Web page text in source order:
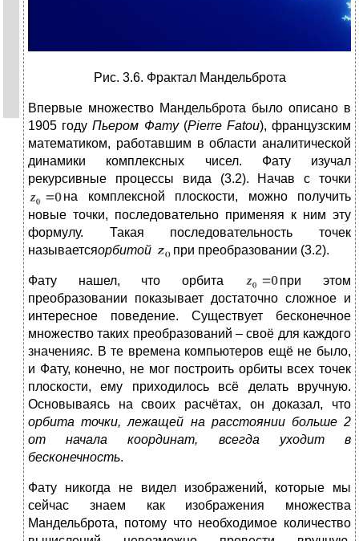
Рис. 3.6. Фрактал Мандельброта
Впервые множество Мандельброта было описано в
1905 годуПьером Фату(Pierre Fatou), французским
математиком, работавшим в области аналитической
динамики комплексных чисел. Фату изучал
рекурсивные процессы вида (3.2). Начав с точки
на комплексной плоскости, можно получить
новые точки, последовательно применяя к ним эту
формулу. Такая последовательность точек
называетсяорбитой при преобразовании (3.2).
Фату нашел, что орбита
при этом
преобразовании показывает достаточно сложное и
интересное поведение. Существует бесконечное
множество таких преобразований – своё для каждого
значенияc. В те времена компьютеров ещё не было,
и Фату, конечно, не мог построить орбиты всех точек
плоскости, ему приходилось всё делать вручную.
Основываясь на своих расчётах, он доказал, что
орбита точки, лежащей на расстоянии больше 2
от начала координат, всегда уходит в
бесконечность.
Фату никогда не видел изображений, которые мы
сейчас знаем как изображения множества
Мандельброта, потому что необходимое количество